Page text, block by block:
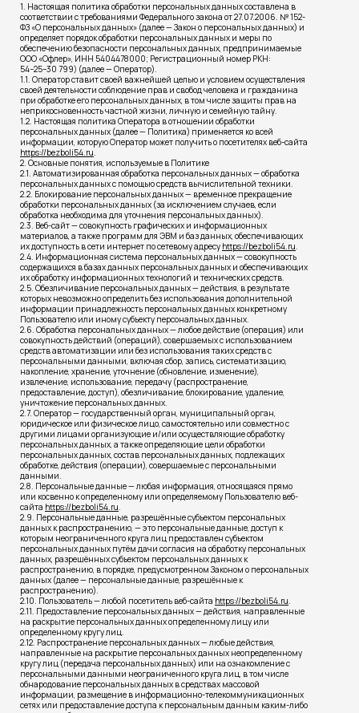
1. Настоящая политика обработки персональных данных составлена в
соответствии с требованиями Федерального закона от 27.07.2006. № 152-
ФЗ «О персональных данных» (далее — Закон о персональных данных) и
определяет порядок обработки персональных данных и меры по
обеспечению безопасности персональных данных, предпринимаемые
ООО «Офлер», ИНН 5404478000; Регистрационный номер РКН:
54−25−30 799) (далее — Оператор).
1.1. Оператор ставит своей важнейшей целью и условием осуществления
своей деятельности соблюдение прав и свобод человека и гражданина
при обработке его персональных данных, в том числе защиты прав на
неприкосновенность частной жизни, личную и семейную тайну.
1.2. Настоящая политика Оператора в отношении обработки
персональных данных (далее — Политика) применяется ко всей
информации, которую Оператор может получить о посетителях веб-сайта
https://bezboli54.ru.
2. Основные понятия, используемые в Политике
2.1. Автоматизированная обработка персональных данных — обработка
персональных данных с помощью средств вычислительной техники.
2.2. Блокирование персональных данных — временное прекращение
обработки персональных данных (за исключением случаев, если
обработка необходима для уточнения персональных данных).
2.3. Веб-сайт — совокупность графических и информационных
материалов, а также программ для ЭВМ и баз данных, обеспечивающих
их доступность в сети интернет по сетевому адресу https://bezboli54.ru.
2.4. Информационная система персональных данных — совокупность
содержащихся в базах данных персональных данных и обеспечивающих
их обработку информационных технологий и технических средств.
2.5. Обезличивание персональных данных — действия, в результате
которых невозможно определить без использования дополнительной
информации принадлежность персональных данных конкретному
Пользователю или иному субъекту персональных данных.
2.6. Обработка персональных данных — любое действие (операция) или
совокупность действий (операций), совершаемых с использованием
средств автоматизации или без использования таких средств с
персональными данными, включая сбор, запись, систематизацию,
накопление, хранение, уточнение (обновление, изменение),
извлечение, использование, передачу (распространение,
предоставление, доступ), обезличивание, блокирование, удаление,
уничтожение персональных данных.
2.7. Оператор — государственный орган, муниципальный орган,
юридическое или физическое лицо, самостоятельно или совместно с
другими лицами организующие и/или осуществляющие обработку
персональных данных, а также определяющие цели обработки
персональных данных, состав персональных данных, подлежащих
обработке, действия (операции), совершаемые с персональными
данными.
2.8. Персональные данные — любая информация, относящаяся прямо
или косвенно к определенному или определяемому Пользователю веб-
сайта https://bezboli54.ru.
2.9. Персональные данные, разрешённые субъектом персональных
данных к распространению, — это персональные данные, доступ к
которым неограниченного круга лиц предоставлен субъектом
персональных данных путём дачи согласия на обработку персональных
данных, разрешённых субъектом персональных данных к
распространению, в порядке, предусмотренном Законом о персональных
данных (далее — персональные данные, разрешённые к
распространению).
2.10. Пользователь — любой посетитель веб-сайта https://bezboli54.ru.
2.11. Предоставление персональных данных — действия, направленные
на раскрытие персональных данных определенному лицу или
определенному кругу лиц.
2.12. Распространение персональных данных — любые действия,
направленные на раскрытие персональных данных неопределенному
кругу лиц (передача персональных данных) или на ознакомление с
персональными данными неограниченного круга лиц, в том числе
обнародование персональных данных в средствах массовой
информации, размещение в информационно-телекоммуникационных
сетях или предоставление доступа к персональным данным каким-либо